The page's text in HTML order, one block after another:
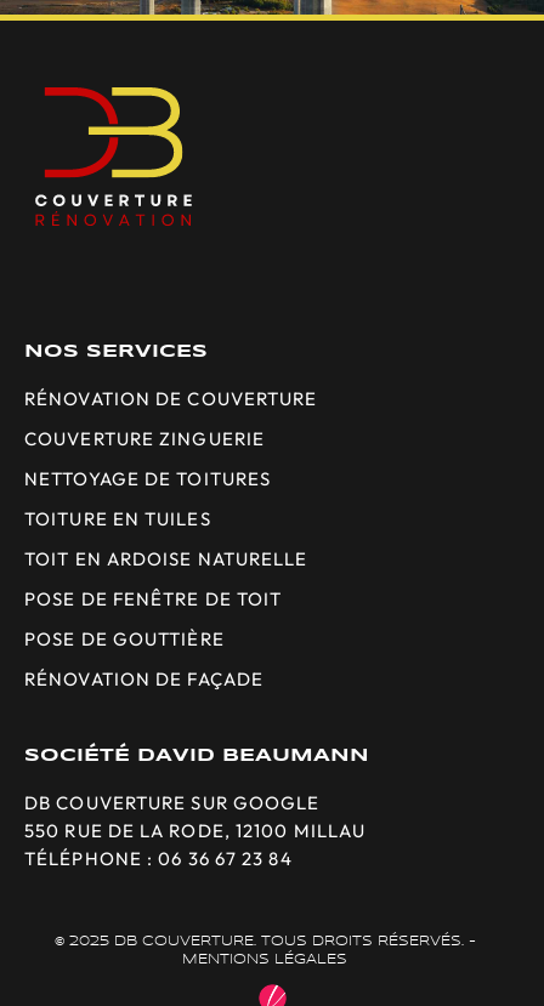
NOS SERVICES
RÉNOVATION DE COUVERTURE
COUVERTURE ZINGUERIE
NETTOYAGE DE TOITURES
TOITURE EN TUILES
TOIT EN ARDOISE NATURELLE
POSE DE FENÊTRE DE TOIT
POSE DE GOUTTIÈRE
RÉNOVATION DE FAÇADE
SOCIÉTÉ DAVID BEAUMANN
DB COUVERTURE SUR GOOGLE
550 RUE DE LA RODE, 12100 MILLAU
TÉLÉPHONE : 06 36 67 23 84
© 2025 DB COUVERTURE. TOUS DROITS RÉSERVÉS. -
MENTIONS LÉGALES